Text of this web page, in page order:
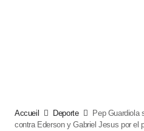
Accueil Deporte
Pep Guardiola
contra Ederson y Gabriel Jesus por el